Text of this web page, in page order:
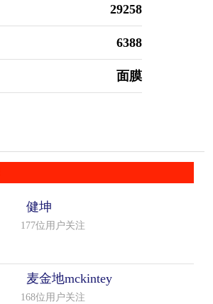
29258
6388
面膜
健坤
177位用户关注
麦金地mckintey
168位用户关注